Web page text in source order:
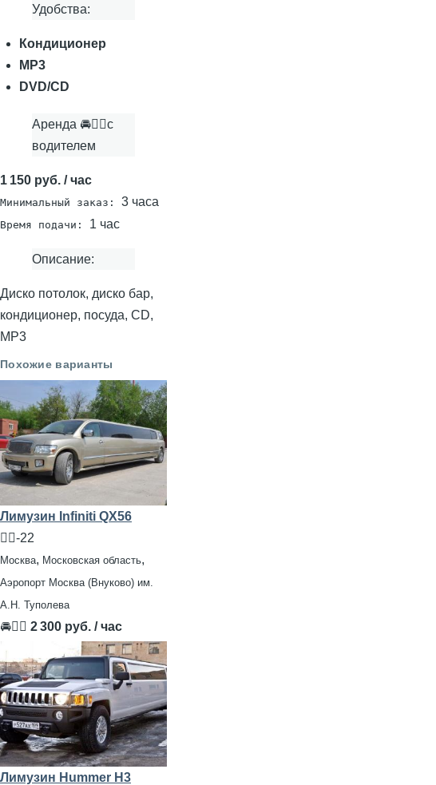
Удобства:
Кондиционер
MP3
DVD/CD
Аренда 🚘👨‍✈с
водителем
1 150 руб. / час
Минимальный заказ: 3 часа
Время подачи: 1 час
Описание:
Диско потолок, диско бар,
кондиционер, посуда, CD,
MP3
Похожие варианты
Лимузин Infiniti QX56
🧍‍♂️-22
Москва, Московская область,
Аэропорт Москва (Внуково) им.
А.Н. Туполева
🚘👨‍✈ 2 300 руб. / час
Лимузин Hummer H3